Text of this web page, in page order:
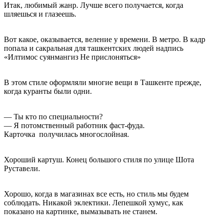
Итак, любимый жанр. Лучше всего получается, когда
шляешься и глазеешь.
Вот какое, оказывается, веление у времени. В метро. В кадр
попала и сакральная для ташкентских людей надпись
«Илтимос суянмангиз Не прислоняться»
В этом стиле оформляли многие вещи в Ташкенте прежде,
когда куранты были одни.
— Ты кто по специальности?
— Я потомственный работник фаст-фуда.
Карточка получилась многослойная.
Хороший картуш. Конец большого стиля по улице Шота
Руставели.
Хорошо, когда в магазинах все есть, но стиль мы будем
соблюдать. Никакой эклектики. Лепешкой хумус, как
показано на картинке, вымазывать не станем.